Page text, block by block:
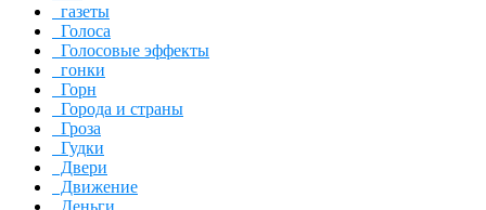
газеты
Голоса
Голосовые эффекты
гонки
Горн
Города и страны
Гроза
Гудки
Двери
Движение
Деньги